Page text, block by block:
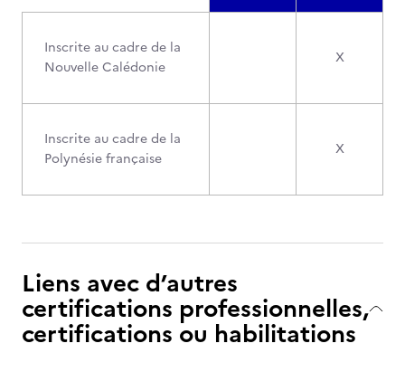
Inscrite au cadre de la
Nouvelle Calédonie
X
Inscrite au cadre de la
Polynésie française
X
Liens avec d’autres
certifications professionnelles,
certifications ou habilitations